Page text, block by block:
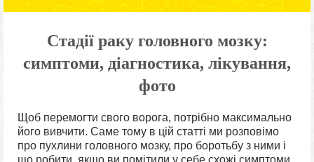
Стадії раку головного мозку:
симптоми, діагностика, лікування,
фото
Щоб перемогти свого ворога, потрібно максимально
його вивчити. Саме тому в цій статті ми розповімо
про пухлини головного мозку, про боротьбу з ними і
що робити, якщо ви помітили у себе схожі симптоми.